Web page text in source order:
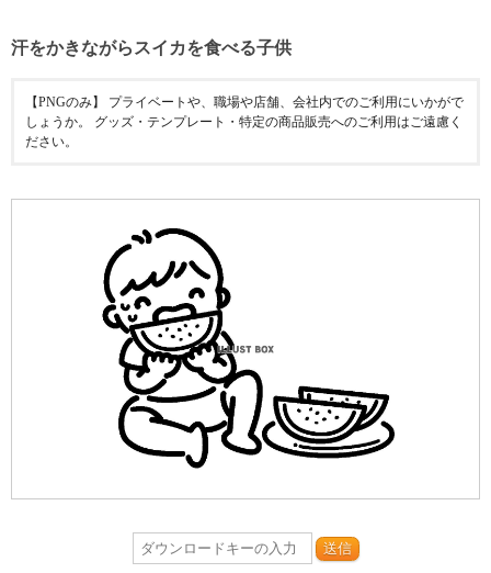
汗をかきながらスイカを食べる子供
【PNGのみ】 プライベートや、職場や店舗、会社内でのご利用にいかがで
しょうか。 グッズ・テンプレート・特定の商品販売へのご利用はご遠慮く
ださい。
送信